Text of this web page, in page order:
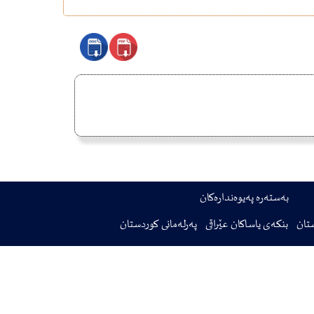
بەستەرە پەیوەندارەکان
بنکەی یاساکان عێراقی پەرلەمانی کوردستان